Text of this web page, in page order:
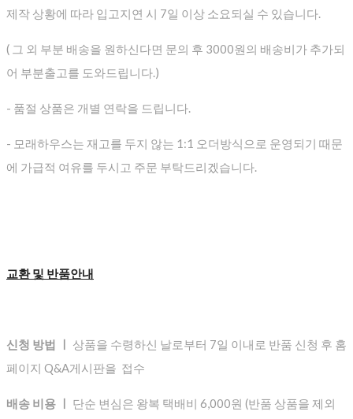
제작 상황에 따라 입고지연 시 7일 이상 소요되실 수 있습니다.
( 그 외 부분 배송을 원하신다면 문의 후 3000원의 배송비가 추가되
어 부분출고를 도와드립니다.)
- 품절 상품은 개별 연락을 드립니다.
- 모래하우스는 재고를 두지 않는 1:1 오더방식으로 운영되기 때문
에 가급적 여유를 두시고 주문 부탁드리겠습니다.
교환 및 반품안내
신청 방법 ㅣ 상품을 수령하신 날로부터 7일 이내로 반품 신청 후 홈
페이지 Q&A게시판을 접수
배송 비용 ㅣ
단순 변심은 왕복 택배비 6,000원 (반품 상품을 제외